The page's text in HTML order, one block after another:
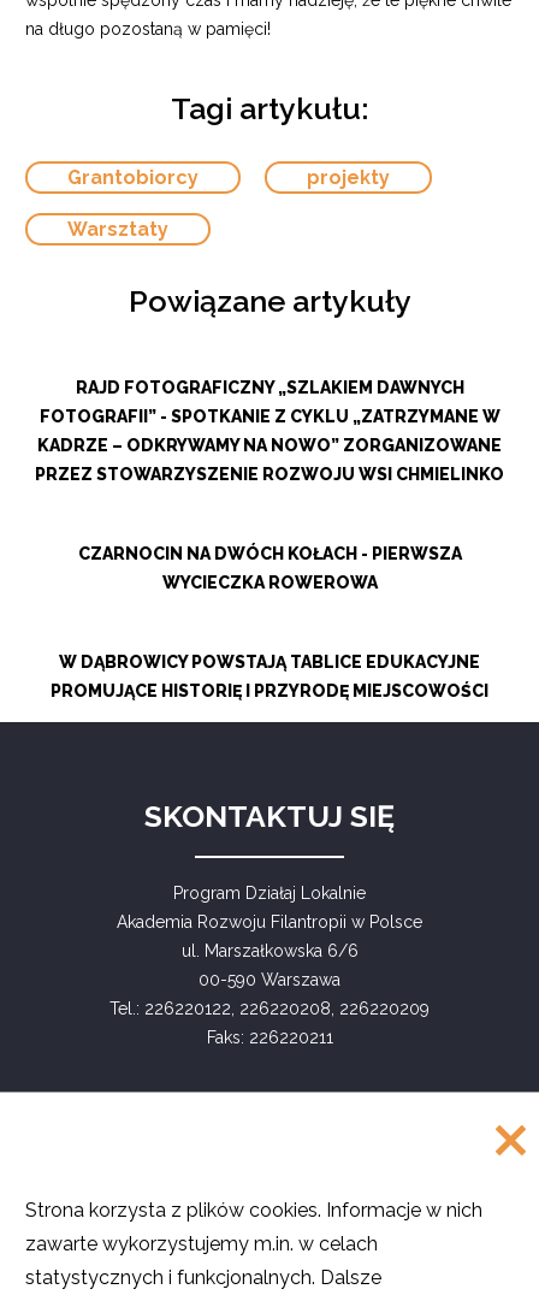
na długo pozostaną w pamięci!
Tagi artykułu:
Grantobiorcy projekty
Warsztaty
Powiązane artykuły
RAJD FOTOGRAFICZNY „SZLAKIEM DAWNYCH
FOTOGRAFII” - SPOTKANIE Z CYKLU „ZATRZYMANE W
KADRZE – ODKRYWAMY NA NOWO” ZORGANIZOWANE
PRZEZ STOWARZYSZENIE ROZWOJU WSI CHMIELINKO
CZARNOCIN NA DWÓCH KOŁACH - PIERWSZA
WYCIECZKA ROWEROWA
W DĄBROWICY POWSTAJĄ TABLICE EDUKACYJNE
PROMUJĄCE HISTORIĘ I PRZYRODĘ MIEJSCOWOŚCI
SKONTAKTUJ SIĘ
Program Działaj Lokalnie
Akademia Rozwoju Filantropii w Polsce
ul. Marszałkowska 6/6
00-590 Warszawa
Tel.: 226220122, 226220208, 226220209
Faks: 226220211
COPYRIGHT
Akademia Rozwoju Filantropii w Polsce
2016
Projekt i realizacja
Strona korzysta z plików cookies. Informacje w nich
zawarte wykorzystujemy m.in. w celach
statystycznych i funkcjonalnych. Dalsze